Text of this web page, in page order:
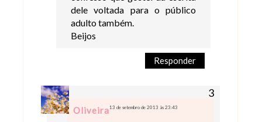
dele voltada para o público
adulto também.
Beijos
Responder
Oliveira13 de setembro de 2013 às 23:43